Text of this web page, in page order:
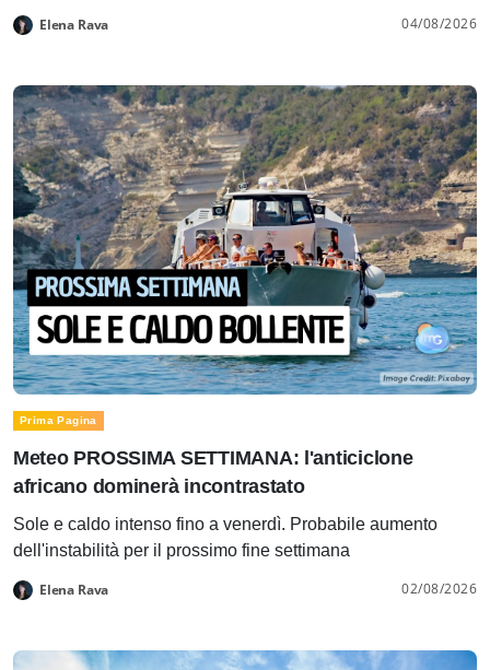
Elena Rava 04/08/2026
Prima Pagina
Meteo PROSSIMA SETTIMANA: l'anticiclone
africano dominerà incontrastato
Sole e caldo intenso fino a venerdì. Probabile aumento
dell'instabilità per il prossimo fine settimana
Elena Rava 02/08/2026